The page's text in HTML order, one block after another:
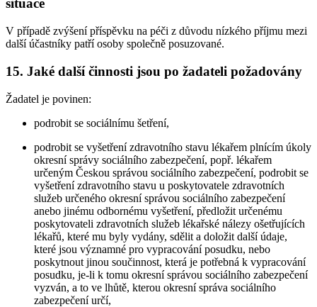
situace
V případě zvýšení příspěvku na péči z důvodu nízkého příjmu mezi
další účastníky patří osoby společně posuzované.
15. Jaké další činnosti jsou po žadateli požadovány
Žadatel je povinen:
podrobit se sociálnímu šetření,
podrobit se vyšetření zdravotního stavu lékařem plnícím úkoly
okresní správy sociálního zabezpečení, popř. lékařem
určeným Českou správou sociálního zabezpečení, podrobit se
vyšetření zdravotního stavu u poskytovatele zdravotních
služeb určeného okresní správou sociálního zabezpečení
anebo jinému odbornému vyšetření, předložit určenému
poskytovateli zdravotních služeb lékařské nálezy ošetřujících
lékařů, které mu byly vydány, sdělit a doložit další údaje,
které jsou významné pro vypracování posudku, nebo
poskytnout jinou součinnost, která je potřebná k vypracování
posudku, je-li k tomu okresní správou sociálního zabezpečení
vyzván, a to ve lhůtě, kterou okresní správa sociálního
zabezpečení určí,